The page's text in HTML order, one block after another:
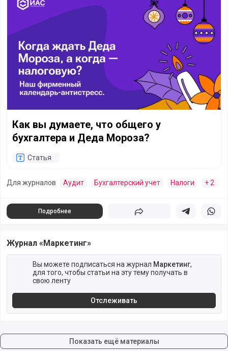
Как вы думаете, что общего у
бухгалтера и Деда Мороза?
Статья
Для журналов Аудит Бухгалтерский учет Налоги + 2
Подробнее Поделиться Поделиться в
Журнал «Маркетинг»
Вы можете подписаться на журнал Маркетинг,
для того, чтобы статьи на эту тему получать в
свою ленту
Отслеживать
Показать ещё материалы